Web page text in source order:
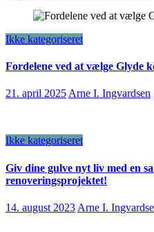
Ikke kategoriseret
Fordelene ved at vælge Glyde
21. april 2025 Arne I. Ingvardsen
Ikke kategoriseret
Giv dine gulve nyt liv med en
renoveringsprojektet!
14. august 2023 Arne I.